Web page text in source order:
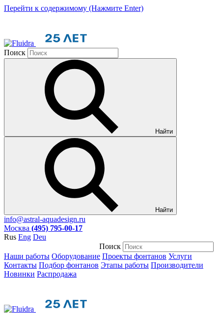
Перейти к содержимому (Нажмите Enter)
Поиск
Найти
Найти
info@astral-aquadesign.ru
Москва (495) 795-00-17
Rus Eng Deu
Поиск
Наши работы Оборудование Проекты фонтанов Услуги
Контакты Подбор фонтанов Этапы работы Производители
Новинки Распродажа